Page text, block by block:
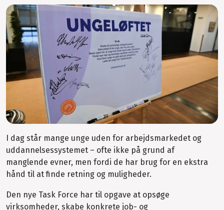
I dag står mange unge uden for arbejdsmarkedet og
uddannelsessystemet – ofte ikke på grund af
manglende evner, men fordi de har brug for en ekstra
hånd til at finde retning og muligheder.
Den nye Task Force har til opgave at opsøge
virksomheder, skabe konkrete job- og